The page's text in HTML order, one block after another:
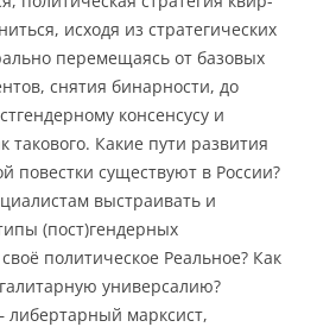
исходя из стратегических
перемещаясь от базовых
снятия бинарности, до
консенсусу и
такового. Какие пути развития
повестки существуют в России?
выстраивать и
(пост)гендерных
политическое Реальное? Как
универсалию?
марксист,